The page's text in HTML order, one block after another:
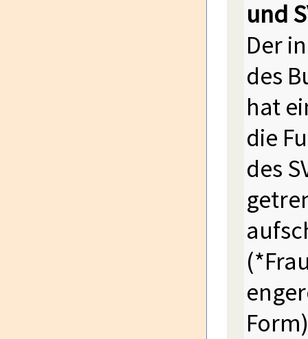
und
Der
des
hat
die
des
Form)